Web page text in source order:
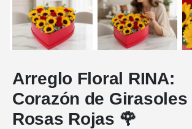
Arreglo Floral RINA:
Corazón de Girasoles
Rosas Rojas 🌹